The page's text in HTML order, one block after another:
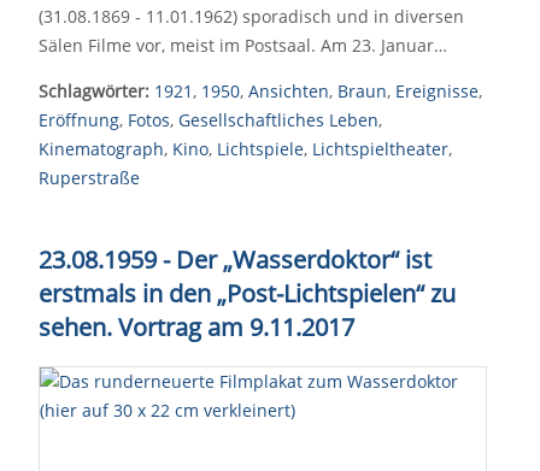
(31.08.1869 - 11.01.1962) sporadisch und in diversen
Sälen Filme vor, meist im Postsaal. Am 23. Januar…
Schlagwörter: 1921, 1950, Ansichten, Braun, Ereignisse,
Eröffnung, Fotos, Gesellschaftliches Leben,
Kinematograph, Kino, Lichtspiele, Lichtspieltheater,
Ruperstraße
23.08.1959 - Der „Wasserdoktor“ ist
erstmals in den „Post-Lichtspielen“ zu
sehen. Vortrag am 9.11.2017